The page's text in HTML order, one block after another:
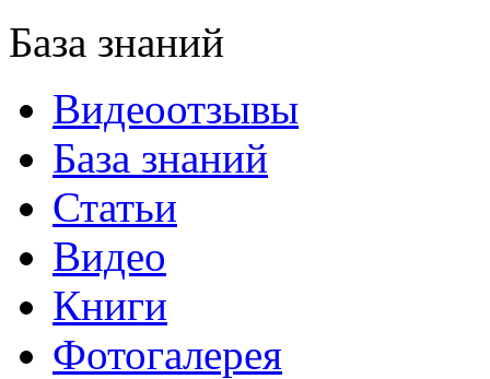
База знаний
Видеоотзывы
База знаний
Статьи
Видео
Книги
Фотогалерея